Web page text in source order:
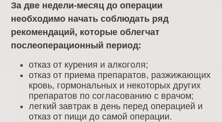
За две недели-месяц до операции
необходимо начать соблюдать ряд
рекомендаций, которые облегчат
послеоперационный период:
отказ от курения и алкоголя;
отказ от приема препаратов, разжижающих
кровь, гормональных и некоторых других
препаратов по согласованию с врачом;
легкий завтрак в день перед операцией и
отказ от пищи до самой операции.